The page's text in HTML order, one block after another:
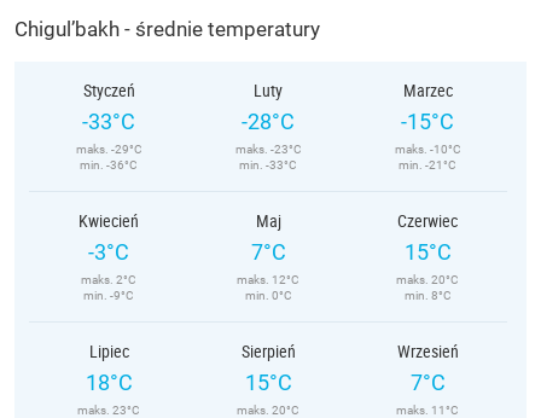
Chigul’bakh - średnie temperatury
Styczeń
-33°C
maks. -29°C
min. -36°C
Luty
-28°C
maks. -23°C
min. -33°C
Marzec
-15°C
maks. -10°C
min. -21°C
Kwiecień
-3°C
maks. 2°C
min. -9°C
Maj
7°C
maks. 12°C
min. 0°C
Czerwiec
15°C
maks. 20°C
min. 8°C
Lipiec
18°C
maks. 23°C
Sierpień
15°C
maks. 20°C
Wrzesień
7°C
maks. 11°C